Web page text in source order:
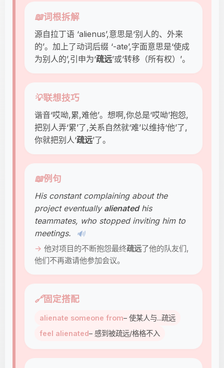
📖词根拆解
源自拉丁语 ‘alienus’,意思是‘别人的、外来
的’。加上了动词后缀 ‘-ate’,字面意思是‘使成
为别人的’,引申为‘疏远’或‘转移（所有权）’。
💡联想技巧
谐音‘哎呦,累,难他’。想啊,你总是‘哎呦’抱怨,
把别人弄‘累’了,关系自然就‘难’以维持‘他’了,
你就把别人‘疏远’了。
📖例句
His constant complaining about the
project eventually alienatedhis
teammates, who stopped inviting him to
meetings.
🔊
他对项目的不断抱怨最终疏远了他的队友们,
他们不再邀请他参加会议。
🔗固定搭配
alienate someone from– 使某人与...疏远
feel alienated– 感到被疏远/格格不入